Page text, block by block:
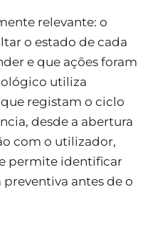
relevante: o
o estado de cada
e que ações foram
utiliza
registam o ciclo
desde a abertura
com o utilizador,
permite identificar
antes de o